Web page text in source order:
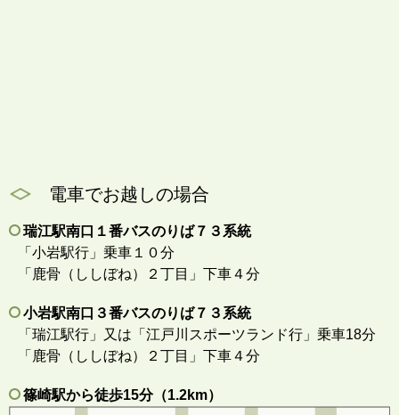
電車でお越しの場合
瑞江駅南口１番バスのりば７３系統
「小岩駅行」乗車１０分
「鹿骨（ししぼね）２丁目」下車４分
小岩駅南口３番バスのりば７３系統
「瑞江駅行」又は「江戸川スポーツランド行」乗車18分
「鹿骨（ししぼね）２丁目」下車４分
篠崎駅から徒歩15分（1.2km）